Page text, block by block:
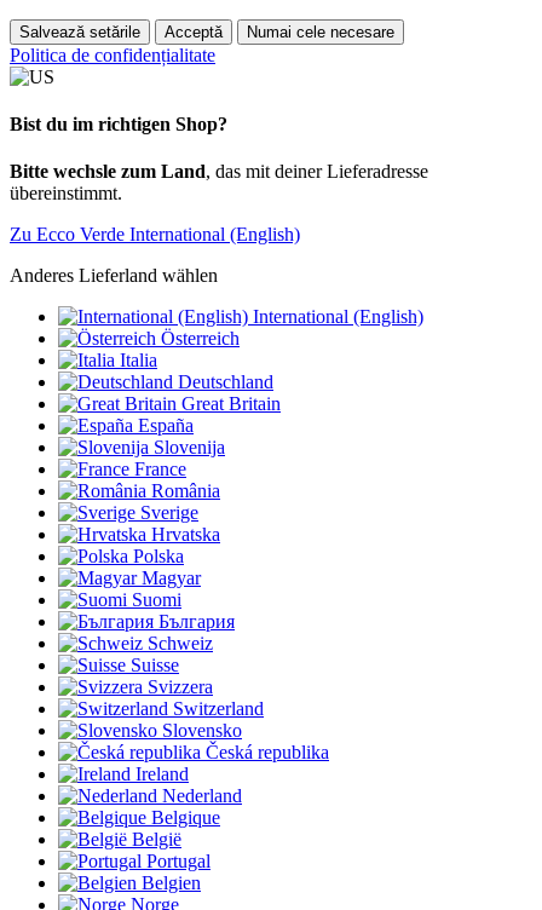
Salvează setările Acceptă Numai cele necesare
Politica de confidențialitate
Bist du im richtigen Shop?
Bitte wechsle zum Land, das mit deiner Lieferadresse
übereinstimmt.
Zu Ecco Verde International (English)
Anderes Lieferland wählen
International (English)
Österreich
Italia
Deutschland
Great Britain
España
Slovenija
France
România
Sverige
Hrvatska
Polska
Magyar
Suomi
България
Schweiz
Suisse
Svizzera
Switzerland
Slovensko
Česká republika
Ireland
Nederland
Belgique
België
Portugal
Belgien
Norge